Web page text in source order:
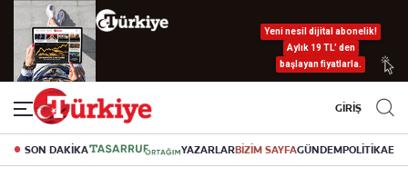
Yeni nesil dijital abonelik!
Aylık 19 TL’ den
başlayan fiyatlarla.
GİRİŞ
SON DAKİKA YAZARLARBİZİM SAYFAGÜNDEMPOLİTİKA